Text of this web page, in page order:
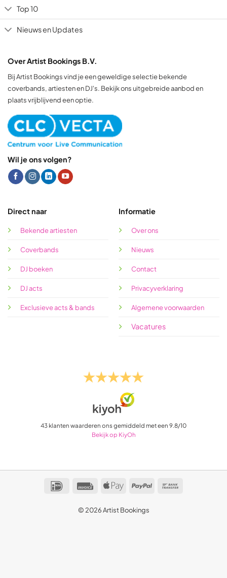
Top 10
Nieuws en Updates
Over Artist Bookings B.V.
Bij Artist Bookings vind je een geweldige selectie bekende
coverbands, artiesten en DJ's. Bekijk ons uitgebreide aanbod en
plaats vrijblijvend een optie.
Wil je ons volgen?
Direct naar
Bekende artiesten
Coverbands
DJ boeken
DJ acts
Exclusieve acts & bands
Informatie
Over ons
Nieuws
Contact
Privacyverklaring
Algemene voorwaarden
Vacatures
43 klanten waarderen ons gemiddeld met een 9.8/10
Bekijk op KiyOh
© 2026 Artist Bookings
IDeal Invoice Apple
PayPal